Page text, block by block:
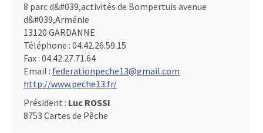
8 parc d&#039,activités de Bompertuis avenue
d&#039,Arménie
13120 GARDANNE
Téléphone : 04.42.26.59.15
Fax : 04.42.27.71.64
Email : federationpeche13@gmail.com
http://www.peche13.fr/
Président : Luc ROSSI
8753 Cartes de Pêche